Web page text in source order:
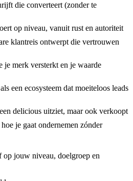
die converteert (zonder te
op niveau, vanuit rust en autoriteit
klantreis ontwerpt die vertrouwen
je merk versterkt en je waarde
een ecosysteem dat moeiteloos leads
delicious uitziet, maar ook verkoopt
je gaat ondernemen zónder
op jouw niveau, doelgroep en